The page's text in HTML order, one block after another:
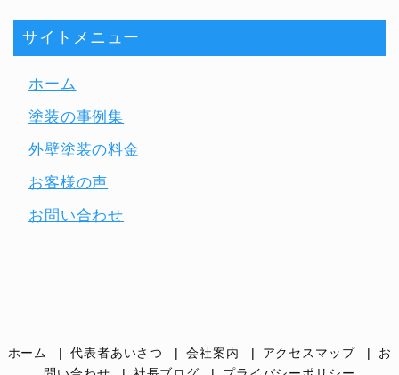
サイトメニュー
ホーム
塗装の事例集
外壁塗装の料金
お客様の声
お問い合わせ
ホーム 代表者あいさつ 会社案内 アクセスマップ
お